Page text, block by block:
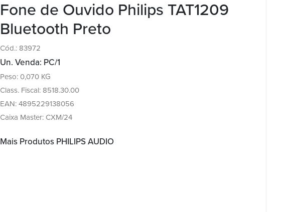
Fone de Ouvido Philips TAT1209
Bluetooth Preto
Cód.: 83972
Un. Venda: PC/1
Peso: 0,070 KG
Class. Fiscal: 8518.30.00
EAN: 4895229138056
Caixa Master: CXM/24
Mais Produtos PHILIPS AUDIO